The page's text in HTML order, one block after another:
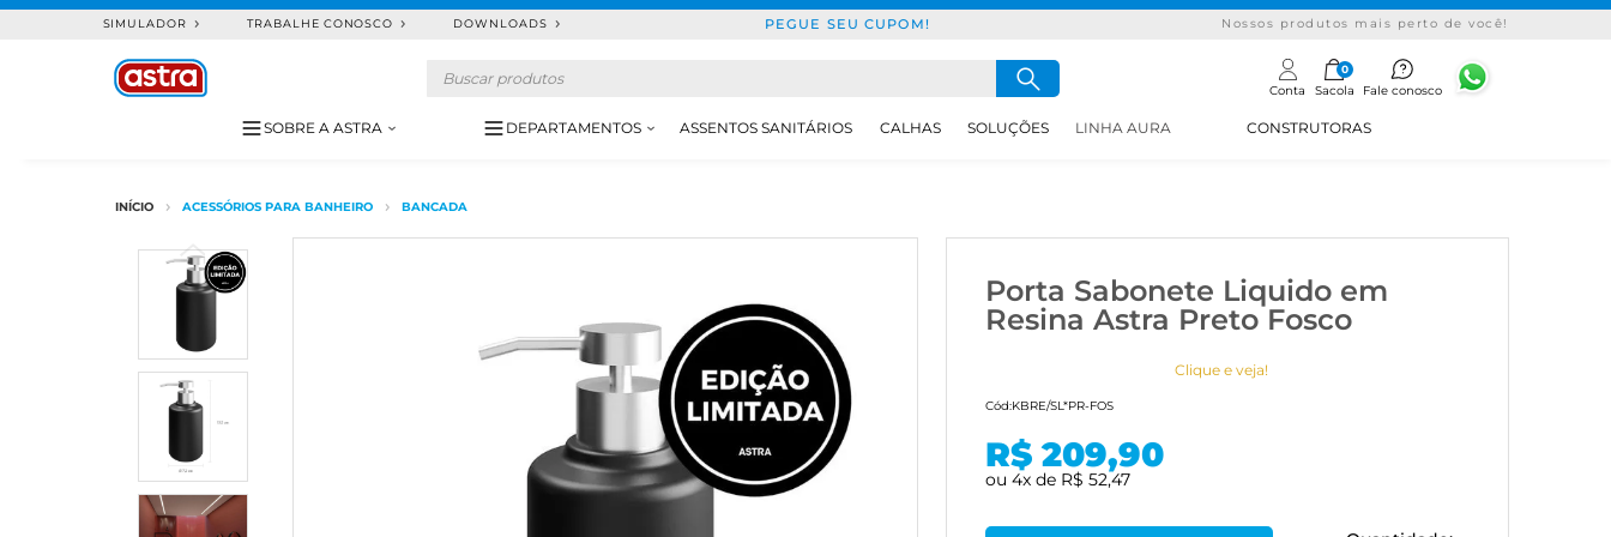
SIMULADOR TRABALHE CONOSCO DOWNLOADS PEGUE SEU CUPOM! Nossos produtos mais perto de você!
SOBRE A ASTRA DEPARTAMENTOS ASSENTOS SANITÁRIOS CALHAS SOLUÇÕES LINHA AURA CONSTRUTORAS
Conta
0
Sacola Fale conosco
ACESSÓRIOS PARA BANHEIRO BANCADA
Porta Sabonete Liquido em
Resina Astra Preto Fosco
Clique e veja!
Cód:KBRE/SL*PR-FOS
R$ 209,90
ou4x de R$ 52,47